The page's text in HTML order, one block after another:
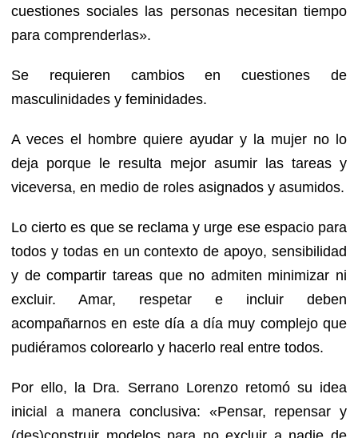
cuestiones sociales las personas necesitan tiempo
para comprenderlas».
Se requieren cambios en cuestiones de
masculinidades y feminidades.
A veces el hombre quiere ayudar y la mujer no lo
deja porque le resulta mejor asumir las tareas y
viceversa, en medio de roles asignados y asumidos.
Lo cierto es que se reclama y urge ese espacio para
todos y todas en un contexto de apoyo, sensibilidad
y de compartir tareas que no admiten minimizar ni
excluir. Amar, respetar e incluir deben
acompañarnos en este día a día muy complejo que
pudiéramos colorearlo y hacerlo real entre todos.
Por ello, la Dra. Serrano Lorenzo retomó su idea
inicial a manera conclusiva: «Pensar, repensar y